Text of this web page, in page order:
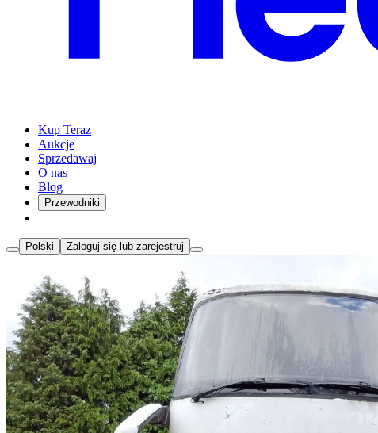
Kup Teraz
Aukcje
Sprzedawaj
O nas
Blog
Przewodniki
Polski Zaloguj się lub zarejestruj